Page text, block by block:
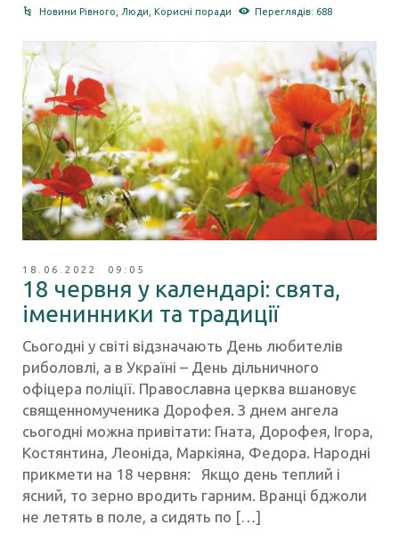
Новини Рівного Люди ,Корисні поради Переглядів: 688
18.06.2022 09:05
18 червня у календарі: свята,
іменинники та традиції
Сьогодні у світі відзначають День любителів
риболовлі, а в Україні – День дільничного
офіцера поліції. Православна церква вшановує
священномученика Дорофея. З днем ангела
сьогодні можна привітати: Гната, Дорофея, Ігора,
Костянтина, Леоніда, Маркіяна, Федора. Народні
прикмети на 18 червня: Якщо день теплий і
ясний, то зерно вродить гарним. Вранці бджоли
не летять в поле, а сидять по […]